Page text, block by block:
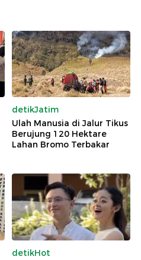
detikJatim
Ulah Manusia di Jalur Tikus
Berujung 120 Hektare
Lahan Bromo Terbakar
detikHot